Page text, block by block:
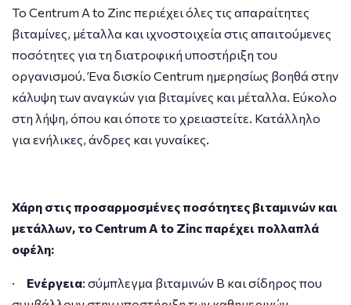
Το Centrum A to Zinc περιέχει όλες τις απαραίτητες
βιταμίνες, μέταλλα και ιχνοστοιχεία στις απαιτούμενες
ποσότητες για τη διατροφική υποστήριξη του
οργανισμού. Ένα δισκίο Centrum ημερησίως βοηθά στην
κάλυψη των αναγκών για βιταμίνες και μέταλλα. Εύκολο
στη λήψη, όπου και όποτε το χρειαστείτε. Κατάλληλο
για ενήλικες, άνδρες και γυναίκες.
Χάρη στις προσαρμοσμένες ποσότητες βιταμινών και
μετάλλων, το Centrum A to Zinc παρέχει πολλαπλά
οφέλη:
· Ενέργεια: σύμπλεγμα βιταμινών Β και σίδηρος που